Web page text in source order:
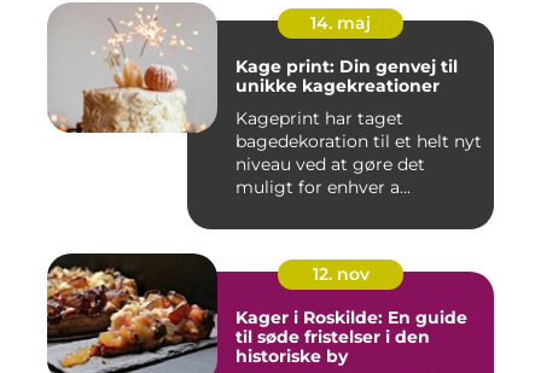
14. maj
Kage print: Din genvej til
unikke kagekreationer
Kageprint har taget
bagedekoration til et helt nyt
niveau ved at gøre det
muligt for enhver a...
12. nov
Kager i Roskilde: En guide
til søde fristelser i den
historiske by